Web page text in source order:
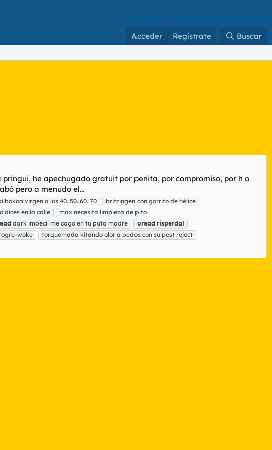
Acceder Regístrate Buscar
he apechugado gratuit por penita, por compromiso, por h o
pero a menudo el...
virgen a los 40..50..60..70
britzingen con gorrito de hélice
dices en la calle
max necesita limpieza de pito
dark imbécil me cago en tu puta madre oread risperdal
woke
torquemada kitando olor a pedos con su pest reject